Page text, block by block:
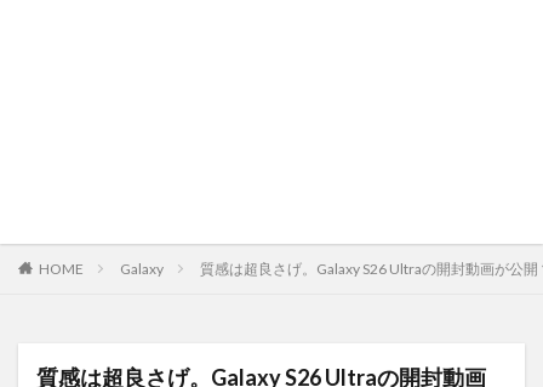
HOME Galaxy 質感は超良さげ。Galaxy S26 Ultraの開封動画が公開
質感は超良さげ。Galaxy S26 Ultraの開封動画